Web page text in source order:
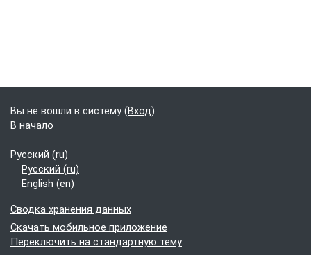
Вы не вошли в систему (Вход)
В начало
Русский ‎(ru)‎
Русский ‎(ru)‎
English ‎(en)‎
Сводка хранения данных
Скачать мобильное приложение
Переключить на стандартную тему